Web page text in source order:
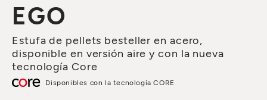
EGO
Estufa de pellets besteller en acero,
disponible en versión aire y con la nueva
tecnología Core
Disponibles con la tecnología CORE